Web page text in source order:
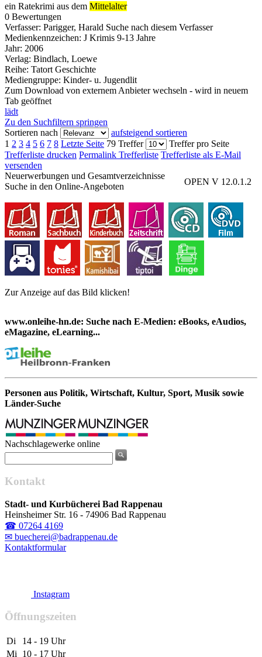
ein Ratekrimi aus dem Mittelalter
0 Bewertungen
Verfasser: Parigger, Harald Suche nach diesem Verfasser
Medienkennzeichen: J Krimis 9-13 Jahre
Jahr: 2006
Verlag: Bindlach, Loewe
Reihe: Tatort Geschichte
Mediengruppe: Kinder- u. Jugendlit
Zum Download von externem Anbieter wechseln - wird in neuem
Tab geöffnet
lädt
Zu den Suchfiltern springen
Sortieren nach
aufsteigend sortieren
1 2 3 4 5 6 7 8 Letzte Seite 79 Treffer
Treffer pro Seite
Trefferliste drucken Permalink Trefferliste Trefferliste als E-Mail
versenden
OPEN V 12.0.1.2
Neuerwerbungen und Gesamtverzeichnisse
Zur Anzeige auf das Bild klicken!
Suche in den Online-Angeboten
www.onleihe-hn.de: Suche nach E-Medien: eBooks, eAudios,
eMagazine, eLearning...
Personen aus Politik, Wirtschaft, Kultur, Sport, Musik sowie
Länder-Suche
Nachschlagewerke online
Kontakt
Stadt- und Kurbücherei Bad Rappenau
Heinsheimer Str. 16 - 74906 Bad Rappenau
☎ 07264 4169
✉ buecherei@badrappenau.de
Kontaktformular
Instagram
Öffnungszeiten
Di
14 - 19 Uhr
Mi
10 - 17 Uhr